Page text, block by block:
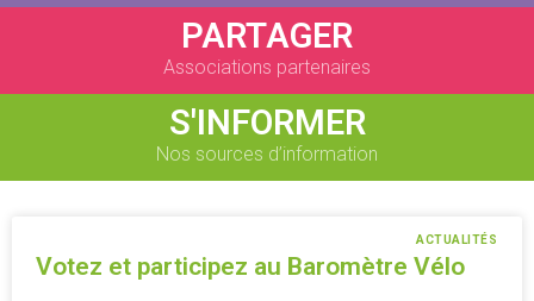
PARTAGER
Associations partenaires
S'INFORMER
Nos sources d’information
ACTUALITÉS
Votez et participez au Baromètre Vélo